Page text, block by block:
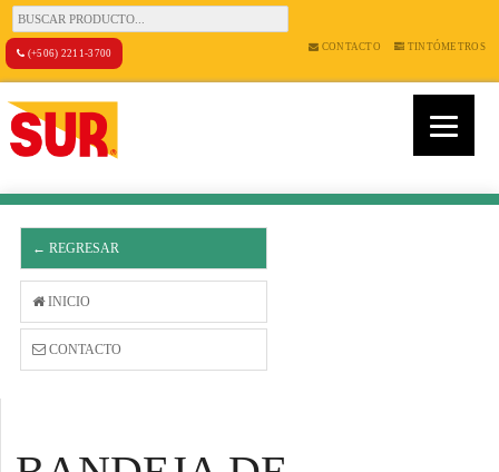
(+506) 2211-3700
CONTACTO TINTÓMETROS
← REGRESAR
INICIO
CONTACTO